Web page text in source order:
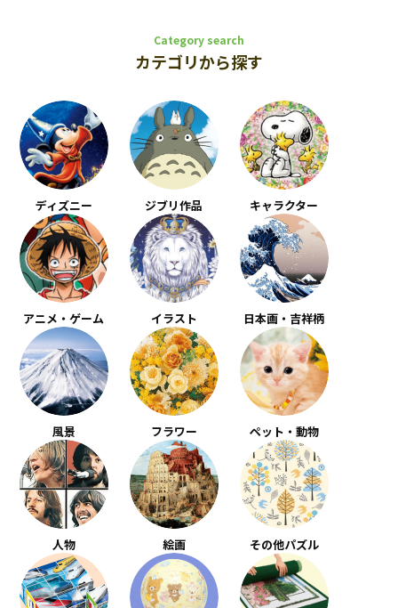
Category search
カテゴリから探す
ディズニー ジブリ作品 キャラクター
アニメ・ゲーム イラスト 日本画・吉祥柄
風景 フラワー ペット・動物
人物 絵画 その他パズル